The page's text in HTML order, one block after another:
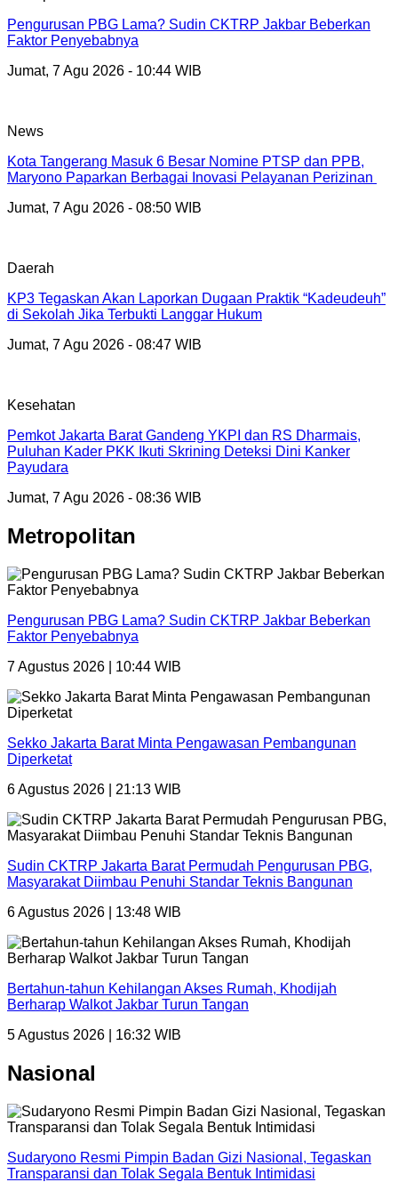
Pengurusan PBG Lama? Sudin CKTRP Jakbar Beberkan
Faktor Penyebabnya
Jumat, 7 Agu 2026 - 10:44 WIB
News
Kota Tangerang Masuk 6 Besar Nomine PTSP dan PPB,
Maryono Paparkan Berbagai Inovasi Pelayanan Perizinan
Jumat, 7 Agu 2026 - 08:50 WIB
Daerah
KP3 Tegaskan Akan Laporkan Dugaan Praktik “Kadeudeuh”
di Sekolah Jika Terbukti Langgar Hukum
Jumat, 7 Agu 2026 - 08:47 WIB
Kesehatan
Pemkot Jakarta Barat Gandeng YKPI dan RS Dharmais,
Puluhan Kader PKK Ikuti Skrining Deteksi Dini Kanker
Payudara
Jumat, 7 Agu 2026 - 08:36 WIB
Metropolitan
Pengurusan PBG Lama? Sudin CKTRP Jakbar Beberkan
Faktor Penyebabnya
7 Agustus 2026 | 10:44 WIB
Sekko Jakarta Barat Minta Pengawasan Pembangunan
Diperketat
6 Agustus 2026 | 21:13 WIB
Sudin CKTRP Jakarta Barat Permudah Pengurusan PBG,
Masyarakat Diimbau Penuhi Standar Teknis Bangunan
6 Agustus 2026 | 13:48 WIB
Bertahun-tahun Kehilangan Akses Rumah, Khodijah
Berharap Walkot Jakbar Turun Tangan
5 Agustus 2026 | 16:32 WIB
Nasional
Sudaryono Resmi Pimpin Badan Gizi Nasional, Tegaskan
Transparansi dan Tolak Segala Bentuk Intimidasi